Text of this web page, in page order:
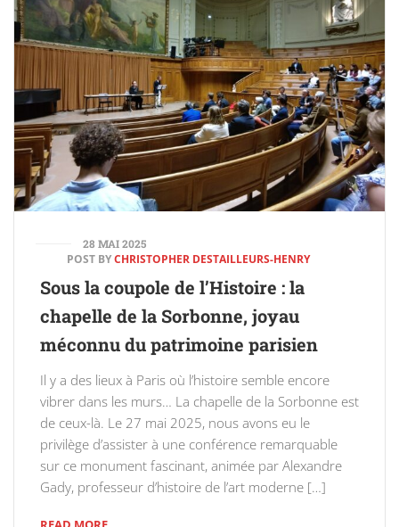
28 MAI 2025
POST BYCHRISTOPHER DESTAILLEURS-HENRY
Sous la coupole de l’Histoire : la
chapelle de la Sorbonne, joyau
méconnu du patrimoine parisien
Il y a des lieux à Paris où l’histoire semble encore
vibrer dans les murs… La chapelle de la Sorbonne est
de ceux-là. Le 27 mai 2025, nous avons eu le
privilège d’assister à une conférence remarquable
sur ce monument fascinant, animée par Alexandre
Gady, professeur d’histoire de l’art moderne […]